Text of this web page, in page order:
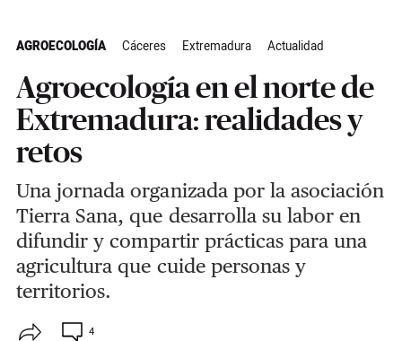
AGROECOLOGÍA Cáceres Extremadura Actualidad
Agroecología en el norte de
Extremadura: realidades y
retos
Una jornada organizada por la asociación
Tierra Sana, que desarrolla su labor en
difundir y compartir prácticas para una
agricultura que cuide personas y
territorios.
4